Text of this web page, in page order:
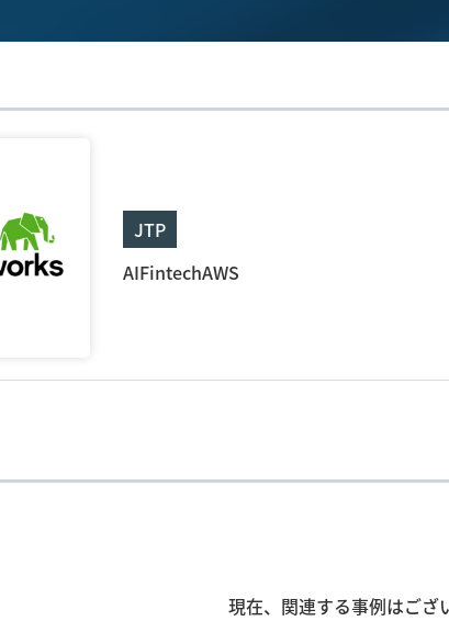
JTP
AIFintechAWS
現在、関連する事例はござ